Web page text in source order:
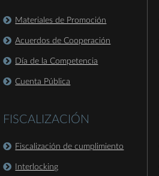
Materiales de Promoción
Acuerdos de Cooperación
Día de la Competencia
Cuenta Pública
FISCALIZACIÓN
Fiscalización de cumplimiento
Interlocking